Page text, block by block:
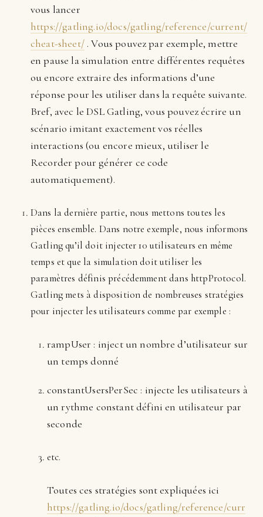
vous lancer
https://gatling.io/docs/gatling/reference/current/
cheat-sheet/. Vous pouvez par exemple, mettre
en pause la simulation entre différentes requêtes
ou encore extraire des informations d’une
réponse pour les utiliser dans la requête suivante.
Bref, avec le DSL Gatling, vous pouvez écrire un
scénario imitant exactement vos réelles
interactions (ou encore mieux, utiliser le
Recorder pour générer ce code
automatiquement).
Dans la dernière partie, nous mettons toutes les
pièces ensemble. Dans notre exemple, nous informons
Gatling qu’il doit injecter 10 utilisateurs en même
temps et que la simulation doit utiliser les
paramètres définis précédemment dans httpProtocol.
Gatling mets à disposition de nombreuses stratégies
pour injecter les utilisateurs comme par exemple :
rampUser : inject un nombre d’utilisateur sur
un temps donné
constantUsersPerSec : injecte les utilisateurs à
un rythme constant défini en utilisateur par
seconde
etc.
Toutes ces stratégies sont expliquées ici
https://gatling.io/docs/gatling/reference/curr